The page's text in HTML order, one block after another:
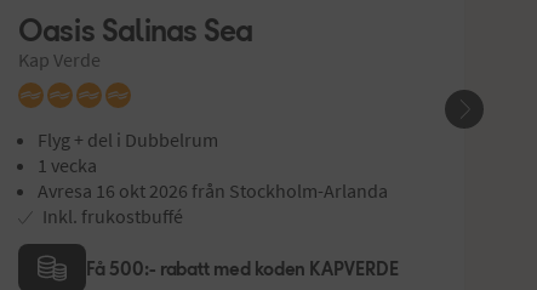
Oasis Salinas Sea
Kap Verde
Flyg + del i Dubbelrum
1 vecka
Avresa 16 okt 2026 från Stockholm-Arlanda
Inkl. frukostbuffé
Få 500:- rabatt med koden KAPVERDE